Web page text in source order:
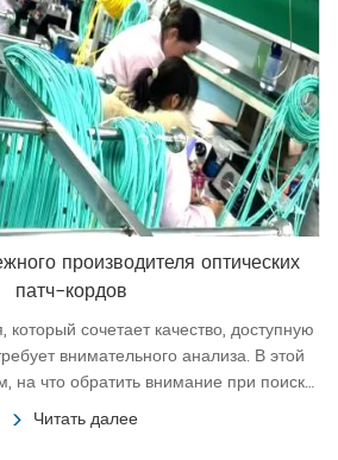
производителя оптических
патч-кордов
сочетает качество, доступную
внимательного анализа. В этой
на что обратить внимание при поиске
компания XI’AN OPT Communication
вашего доверия.
Читать далее